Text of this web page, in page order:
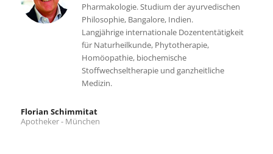
Pharmakologie. Studium der ayurvedischen
Philosophie, Bangalore, Indien.
Langjährige internationale Dozententätigkeit
für Naturheilkunde, Phytotherapie,
Homöopathie, biochemische
Stoffwechseltherapie und ganzheitliche
Medizin.
Florian Schimmitat
Apotheker - München